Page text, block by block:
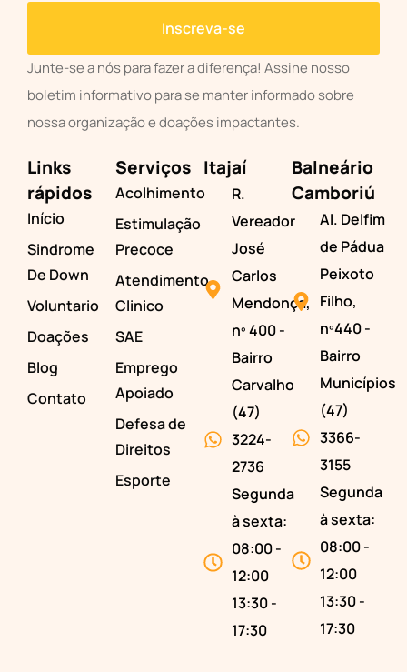
Inscreva-se
Junte-se a nós para fazer a diferença! Assine nosso
boletim informativo para se manter informado sobre
nossa organização e doações impactantes.
Links
rápidos
Início
Sindrome
De Down
Voluntario
Doações
Blog
Contato
Serviços
Acolhimento
Estimulação
Precoce
Atendimento
Clinico
SAE
Emprego
Apoiado
Defesa de
Direitos
Esporte
Itajaí
R.
Vereador
José
Carlos
Mendonça,
nº 400 -
Bairro
Carvalho
(47)
3224-
2736
Segunda
à sexta:
08:00 -
12:00
13:30 -
17:30
Balneário
Camboriú
Al. Delfim
de Pádua
Peixoto
Filho,
nº440 -
Bairro
Municípios
(47)
3366-
3155
Segunda
à sexta:
08:00 -
12:00
13:30 -
17:30